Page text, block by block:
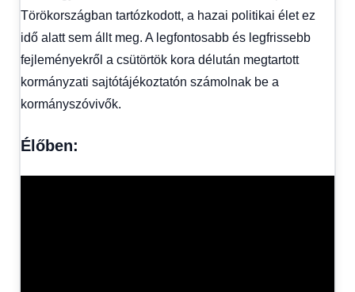
Hírek
1
kézből
Törökországban tartózkodott, a hazai politikai élet ez
idő alatt sem állt meg. A legfontosabb és legfrissebb
fejleményekről a csütörtök kora délután megtartott
kormányzati sajtótájékoztatón számolnak be a
kormányszóvivők.
Élőben: